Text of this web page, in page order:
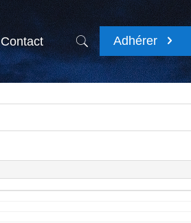
Contact Adhérer